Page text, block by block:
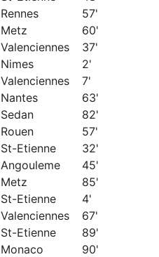
Rennes
57'
Metz
60'
Valenciennes
37'
Nimes
2'
Valenciennes
7'
Nantes
63'
Sedan
82'
Rouen
57'
St-Etienne
32'
Angouleme
45'
Metz
85'
St-Etienne
4'
Valenciennes
67'
St-Etienne
89'
Monaco
90'